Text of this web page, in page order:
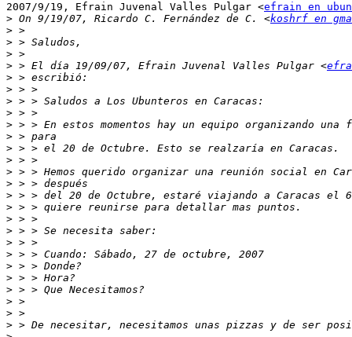
2007/9/19, Efrain Juvenal Valles Pulgar <efrain en
> On 9/19/07, Ricardo C. Fernández de C. <koshrf en
>
>
>
> > El día 19/09/07, Efrain Juvenal Valles Pulgar <
>
>
>
>
>
>
>
>
>
>
>
>
>
>
>
>
>
>
>
>
>
>